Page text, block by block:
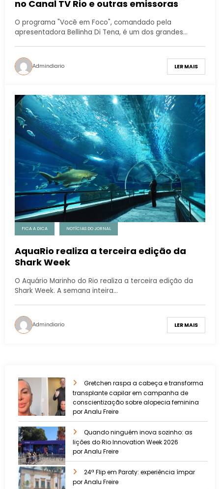
no Canal TV Rio e outras emissoras
O programa "Você em Foco", comandado pela
apresentadora Bellinha Di Tena, é um dos grandes…
Admindiario LER MAIS
FICA A DICA NOTÍCIAS DO JORNAL
AquaRio realiza a terceira edição da
Shark Week
O Aquário Marinho do Rio realiza a terceira edição da
Shark Week. A semana inteira…
Admindiario LER MAIS
Gretchen raspa a cabeça e transforma
transplante capilar em campanha de
conscientização sobre alopecia feminina
por Analu Freire
Quando ninguém inova sozinho: as
lições do Rio Innovation Week 2026
por Analu Freire
24ª Flip em Paraty: experiência ímpar
por Analu Freire